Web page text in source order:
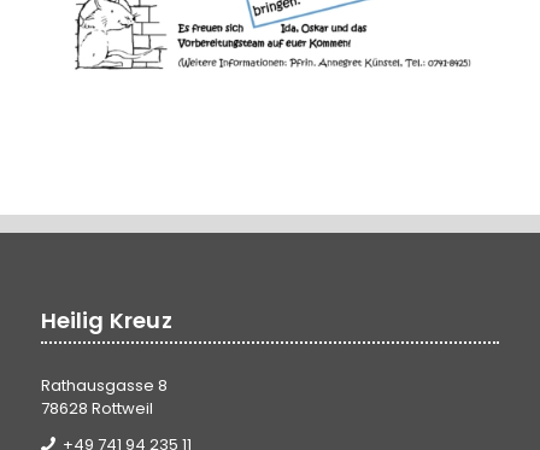
Heilig Kreuz
Rathausgasse 8
78628 Rottweil
+49 741 94 235 11